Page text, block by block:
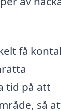
få
tid på att
så